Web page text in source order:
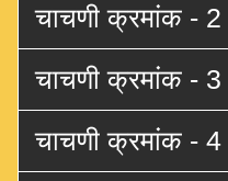
चाचणी क्रमांक - 2
चाचणी क्रमांक - 3
चाचणी क्रमांक - 4